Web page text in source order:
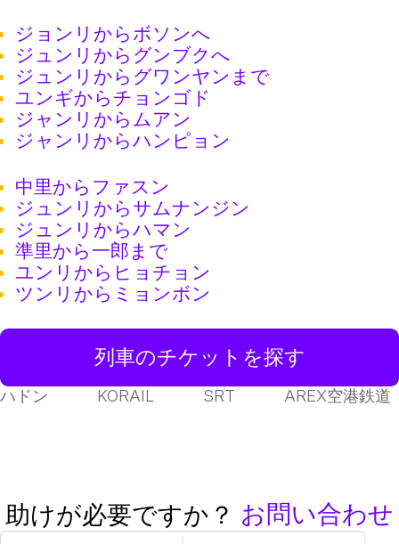
ジョンリからボソンへ
ジュンリからグンブクへ
ジュンリからグワンヤンまで
ユンギからチョンゴド
ジャンリからムアン
ジャンリからハンピョン
中里からファスン
ジュンリからサムナンジン
ジュンリからハマン
準里から一郎まで
ユンリからヒョチョン
ツンリからミョンボン
列車のチケットを探す
ハドン KORAIL SRT AREX空港鉄道
助けが必要ですか？ お問い合わせ